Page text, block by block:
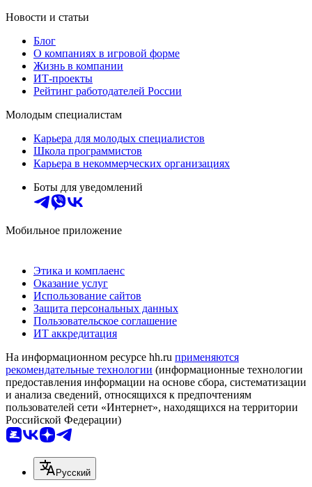
Новости и статьи
Блог
О компаниях в игровой форме
Жизнь в компании
ИТ-проекты
Рейтинг работодателей России
Молодым специалистам
Карьера для молодых специалистов
Школа программистов
Карьера в некоммерческих организациях
Боты для уведомлений
Мобильное приложение
Этика и комплаенс
Оказание услуг
Использование сайтов
Защита персональных данных
Пользовательское соглашение
ИТ аккредитация
На информационном ресурсе hh.ru применяются
рекомендательные технологии (информационные технологии
предоставления информации на основе сбора, систематизации
и анализа сведений, относящихся к предпочтениям
пользователей сети «Интернет», находящихся на территории
Российской Федерации)
Русский